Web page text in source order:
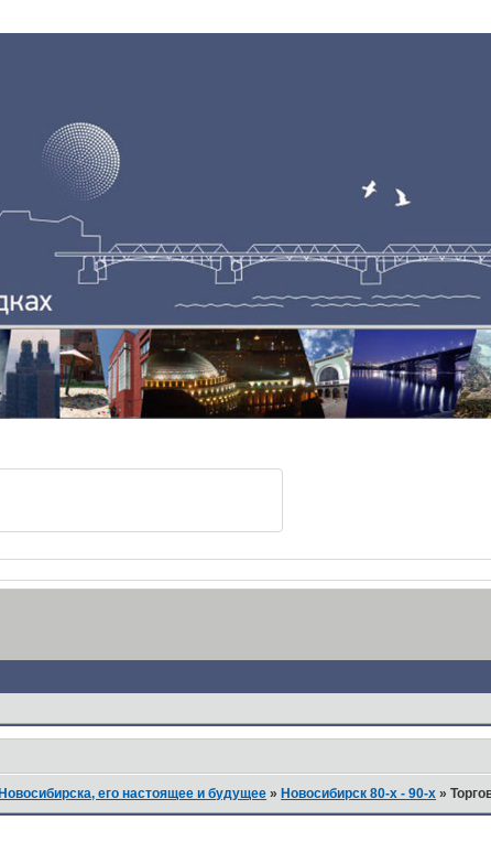
его настоящее и будущее »Новосибирск 80-х - 90-х »